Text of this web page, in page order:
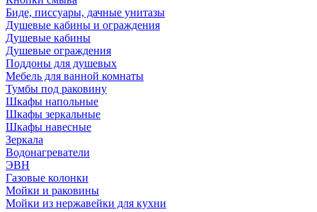
Биде, писсуары, дачные унитазы
Душевые кабины и ограждения
Душевые кабины
Душевые ограждения
Поддоны для душевых
Мебель для ванной комнаты
Тумбы под раковину
Шкафы напольные
Шкафы зеркальные
Шкафы навесные
Зеркала
Водонагреватели
ЭВН
Газовые колонки
Мойки и раковины
Мойки из нержавейки для кухни